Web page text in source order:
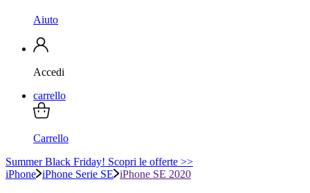
Aiuto
Accedi
carrello
Carrello
Summer Black Friday! Scopri le offerte >>
iPhone iPhone Serie SE iPhone SE 2020